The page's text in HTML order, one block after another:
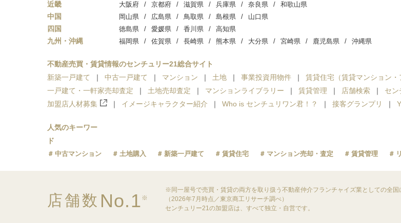
近畿 大阪府 京都府 滋賀県 兵庫県 奈良県 和歌山県
中国 岡山県 広島県 鳥取県 島根県 山口県
四国 徳島県 愛媛県 香川県 高知県
九州・沖縄 福岡県 佐賀県 長崎県 熊本県 大分県 宮崎県 鹿児島県 沖縄県
不動産売買・賃貸情報のセンチュリー21総合サイト
新築一戸建て
中古一戸建て マンション 土地 事業投資用物件 賃貸住宅（賃貸マンション・
一戸建て・一軒家売却査定
土地売却査定 マンションライブラリー 賃貸管理 店舗検索 セン
加盟店人材募集
イメージキャラクター紹介 Who is センチュリワン君！？ 接客グランプリ
人気のキーワー
ド
中古マンション 土地購入 新築一戸建て 賃貸住宅 マンション売却・査定 賃貸管理
店舗数 No.1 ※
※同一屋号で売買・賃貸の両方を取り扱う不動産仲介フランチャイズ業としての全国
（2026年7月時点／東京商工リサーチ調べ）
センチュリー21の加盟店は、すべて独立・自営です。